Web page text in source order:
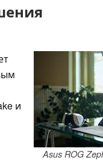
Asus ROG
и